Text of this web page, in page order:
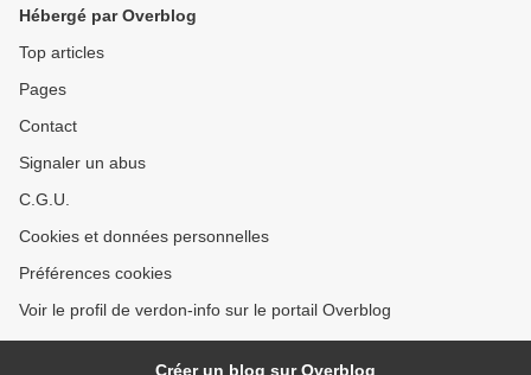
Hébergé par Overblog
Top articles
Pages
Contact
Signaler un abus
C.G.U.
Cookies et données personnelles
Préférences cookies
Voir le profil de verdon-info sur le portail Overblog
Créer un blog sur Overblog